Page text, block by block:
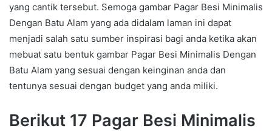
yang cantik tersebut. Semoga gambar Pagar Besi Minimalis
Dengan Batu Alam yang ada didalam laman ini dapat
menjadi salah satu sumber inspirasi bagi anda ketika akan
mebuat satu bentuk gambar Pagar Besi Minimalis Dengan
Batu Alam yang sesuai dengan keinginan anda dan
tentunya sesuai dengan budget yang anda miliki.
Berikut 17 Pagar Besi Minimalis